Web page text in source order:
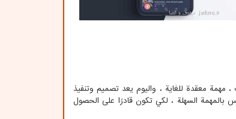
معقدة للغاية ، واليوم يعد تصميم وتنفيذ
السهلة ، لكي تكون قادرًا على الحصول